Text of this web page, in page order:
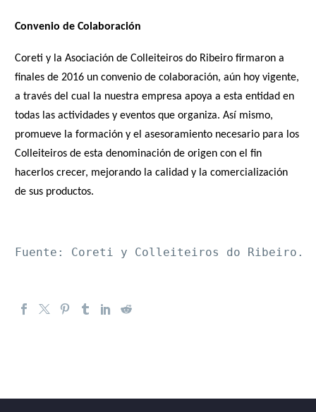
Convenio de Colaboración
Coreti y la Asociación de Colleiteiros do Ribeiro firmaron a
finales de 2016 un convenio de colaboración, aún hoy vigente,
a través del cual la nuestra empresa apoya a esta entidad en
todas las actividades y eventos que organiza. Así mismo,
promueve la formación y el asesoramiento necesario para los
Colleiteiros de esta denominación de origen con el fin
hacerlos crecer, mejorando la calidad y la comercialización
de sus productos.
Fuente: Coreti y Colleiteiros do Ribeiro.